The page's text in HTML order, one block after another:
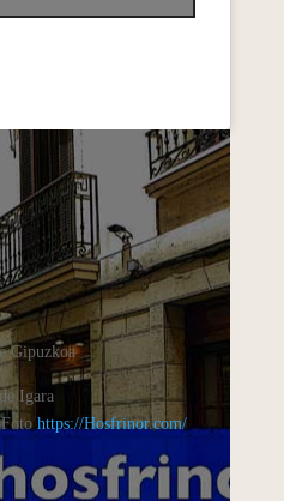
Gipuzkoa
Igara
https://Hosfrinor.com/